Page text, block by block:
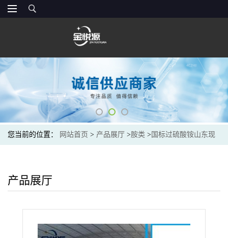
您当前的位置： 网站首页 > 产品展厅 >胺类 > 国标过硫酸铵山东现
产品展厅